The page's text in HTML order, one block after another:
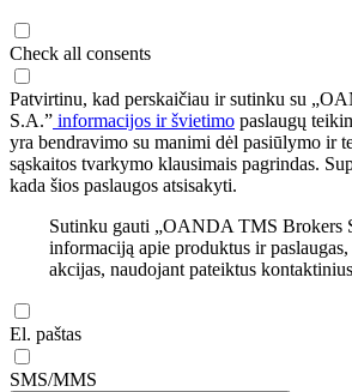
Check all consents
Patvirtinu, kad perskaičiau ir sutinku su
S.A.” informacijos ir švietimo paslaugų
yra bendravimo su manimi dėl pasiūlymo ir
sąskaitos tvarkymo klausimais pagrindas.
kada šios paslaugos atsisakyti.
Sutinku gauti „OANDA TMS Brokers
informaciją apie produktus ir
akcijas, naudojant pateiktus
El. paštas
SMS/MMS